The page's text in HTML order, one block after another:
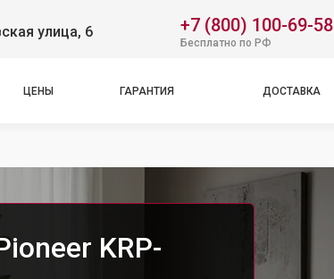
улица, 6 +7 (800) 100-69-58
Бесплатно по РФ
ЦЕНЫ ГАРАНТИЯ ДОСТАВКА
KRP-